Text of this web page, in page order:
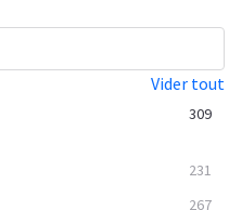
Vider tout
309
106
19
231
267